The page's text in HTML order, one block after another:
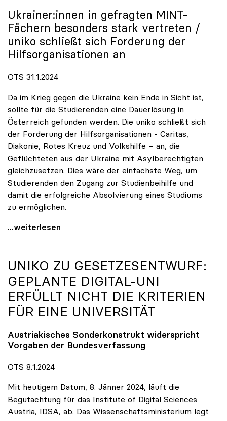
Ukrainer:innen in gefragten MINT-
Fächern besonders stark vertreten /
uniko schließt sich Forderung der
Hilfsorganisationen an
OTS 31.1.2024
Da im Krieg gegen die Ukraine kein Ende in Sicht ist,
sollte für die Studierenden eine Dauerlösung in
Österreich gefunden werden. Die uniko schließt sich
der Forderung der Hilfsorganisationen - Caritas,
Diakonie, Rotes Kreuz und Volkshilfe – an, die
Geflüchteten aus der Ukraine mit Asylberechtigten
gleichzusetzen. Dies wäre der einfachste Weg, um
Studierenden den Zugang zur Studienbeihilfe und
damit die erfolgreiche Absolvierung eines Studiums
zu ermöglichen.
Studierende aus der Ukraine dauerhaft in
...weiterlesen
UNIKO ZU GESETZESENTWURF:
GEPLANTE DIGITAL-UNI
ERFÜLLT NICHT DIE KRITERIEN
FÜR EINE UNIVERSITÄT
Austriakisches Sonderkonstrukt widerspricht
Vorgaben der Bundesverfassung
OTS 8.1.2024
Mit heutigem Datum, 8. Jänner 2024, läuft die
Begutachtung für das Institute of Digital Sciences
Austria, IDSA, ab. Das Wissenschaftsministerium legt